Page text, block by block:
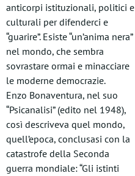
anticorpi istituzionali, politici e
culturali per difenderci e
“guarire”. Esiste “un’anima nera”
nel mondo, che sembra
sovrastare ormai e minacciare
le moderne democrazie.
Enzo Bonaventura, nel suo
“Psicanalisi” (edito nel 1948),
così descriveva quel mondo,
quell’epoca, conclusasi con la
catastrofe della Seconda
guerra mondiale: “Gli istinti